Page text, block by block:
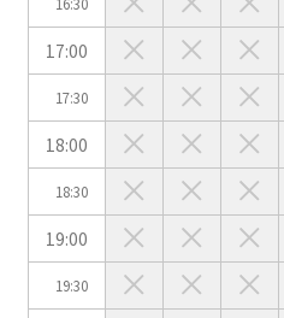
17:00
17:30
18:00
18:30
19:00
19:30
会場の種類
イベントホール
こだわり条件※複数選択可能
特長で選ぶ
駅直結